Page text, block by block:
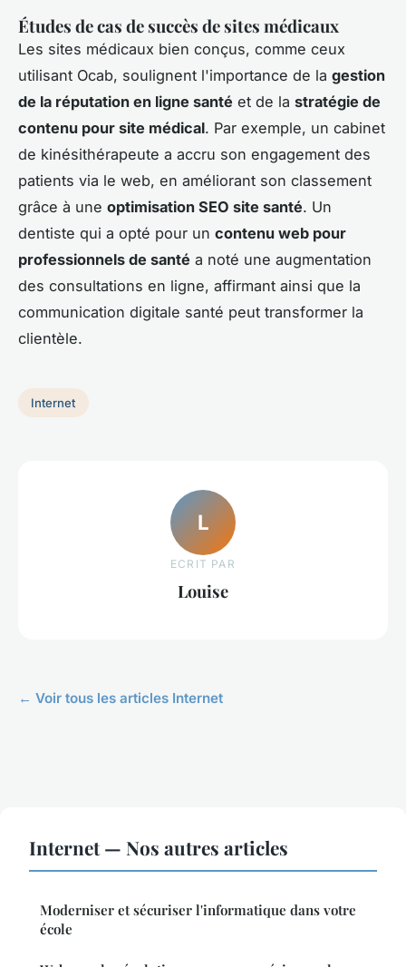
Études de cas de succès de sites médicaux
Les sites médicaux bien conçus, comme ceux
utilisant Ocab, soulignent l'importance de la gestion
de la réputation en ligne santé et de la stratégie de
contenu pour site médical. Par exemple, un cabinet
de kinésithérapeute a accru son engagement des
patients via le web, en améliorant son classement
grâce à une optimisation SEO site santé. Un
dentiste qui a opté pour un contenu web pour
professionnels de santé a noté une augmentation
des consultations en ligne, affirmant ainsi que la
communication digitale santé peut transformer la
clientèle.
Internet
L
ECRIT PAR
Louise
← Voir tous les articles Internet
Internet — Nos autres articles
Moderniser et sécuriser l'informatique dans votre
école